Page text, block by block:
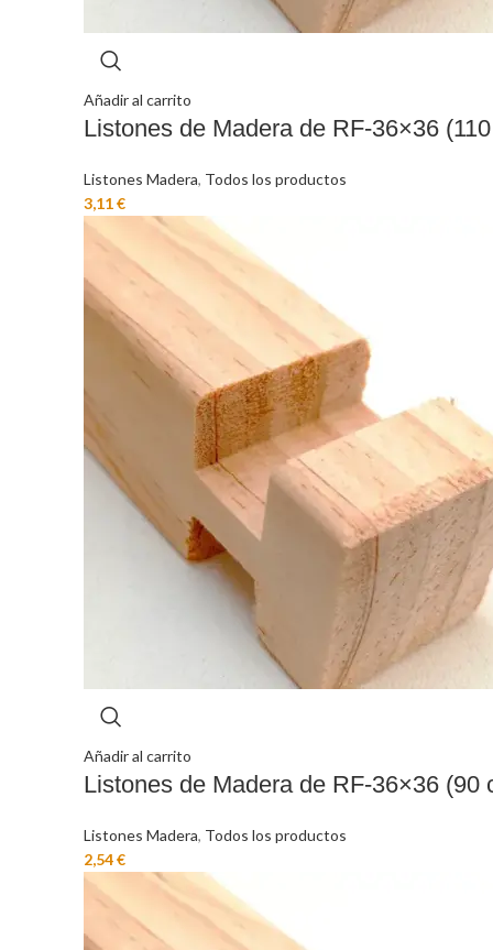
Añadir al carrito
Listones de Madera de RF-36×36
Listones Madera, Todos los productos
€
Añadir al carrito
Listones de Madera de RF-36×36 (90
Listones Madera, Todos los productos
€